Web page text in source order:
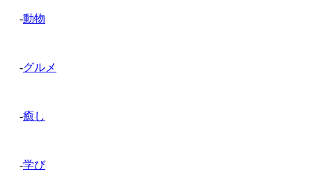
-動物
-グルメ
-癒し
-学び